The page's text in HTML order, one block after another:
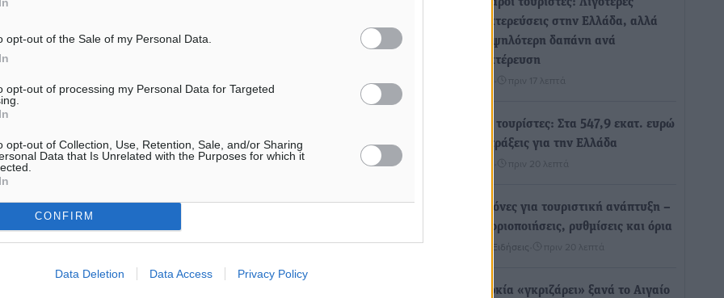
opt-out of the Sale of my Personal Data.
opt-out of processing my Personal Data for Targeted
opt-out of Collection, Use, Retention, Sale, and/or Sharing
Data that Is Unrelated with the Purposes for which it
CONFIRM
Data Deletion Data Access Privacy Policy
κόβει πίτα
αναζήτησης Add
on Google ↗
μας στο Google News ★
News πατήστε ★
Σάλος από την εξέλιξη της υπόθεσης με
Παρά την οριστική και τελεσίδικη
τον βιασμό πελάτισσάς του και σε
τριετή στέρηση των πολιτικών
δικαιωμάτων του, που επικυρώθηκε και
διανυκτερεύσεις στην Ελλάδα, αλλά
18% υψηλότερη δαπάνη ανά
διανυκτέρευση
πριν 17 λεπτά
Βέλγοι τουρίστες: Στα 547,9 εκατ. ευρώ
οι εισπράξεις για την Ελλάδα
πριν 20 λεπτά
Οι κανόνες για τουριστική ανάπτυξη –
Κατηγοριοποιήσεις, ρυθμίσεις και όρια
Τοπικές Ειδήσεις πριν 20 λεπτά
Η Τουρκία «γκριζάρει» ξανά το Αιγαίο